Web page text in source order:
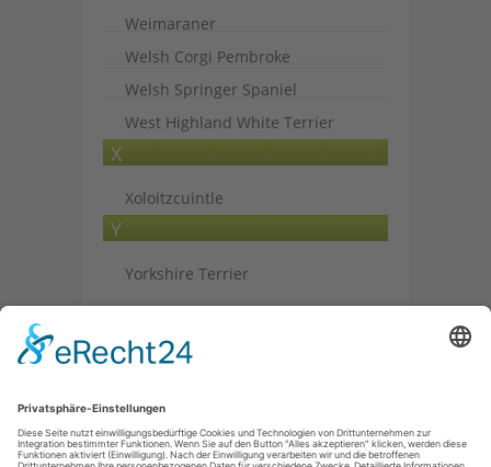
Weimaraner
Welsh Corgi Pembroke
Welsh Springer Spaniel
West Highland White Terrier
X
Xoloitzcuintle
Y
Yorkshire Terrier